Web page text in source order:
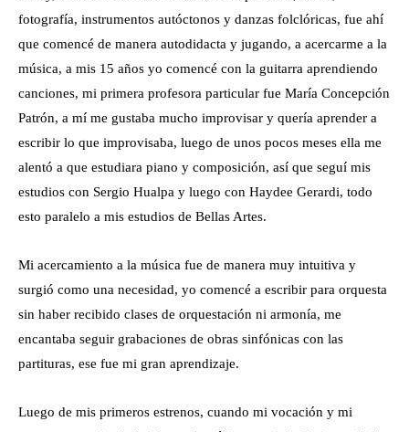
fotografía, instrumentos autóctonos y danzas folclóricas, fue ahí
que comencé de manera autodidacta y jugando, a acercarme a la
música, a mis 15 años yo comencé con la guitarra aprendiendo
canciones, mi primera profesora particular fue María Concepción
Patrón, a mí me gustaba mucho improvisar y quería aprender a
escribir lo que improvisaba, luego de unos pocos meses ella me
alentó a que estudiara piano y composición, así que seguí mis
estudios con Sergio Hualpa y luego con Haydee Gerardi, todo
esto paralelo a mis estudios de Bellas Artes.
Mi acercamiento a la música fue de manera muy intuitiva y
surgió como una necesidad, yo comencé a escribir para orquesta
sin haber recibido clases de orquestación ni armonía, me
encantaba seguir grabaciones de obras sinfónicas con las
partituras, ese fue mi gran aprendizaje.
Luego de mis primeros estrenos, cuando mi vocación y mi